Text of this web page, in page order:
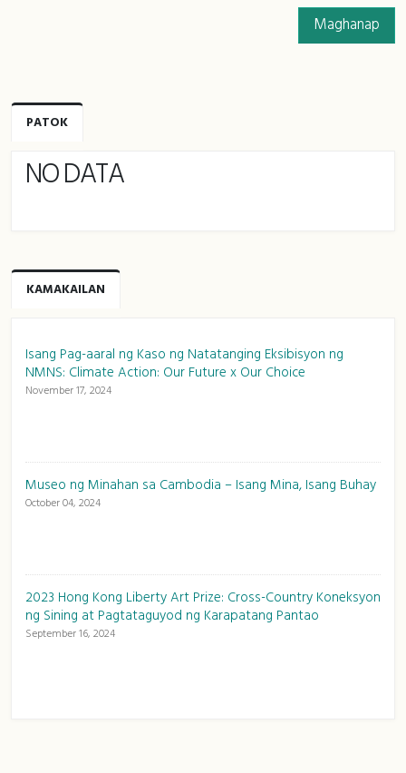
Maghanap
PATOK
NO DATA
KAMAKAILAN
Isang Pag-aaral ng Kaso ng Natatanging Eksibisyon ng
NMNS: Climate Action: Our Future x Our Choice
November 17, 2024
Museo ng Minahan sa Cambodia – Isang Mina, Isang Buhay
October 04, 2024
2023 Hong Kong Liberty Art Prize: Cross-Country Koneksyon
ng Sining at Pagtataguyod ng Karapatang Pantao
September 16, 2024